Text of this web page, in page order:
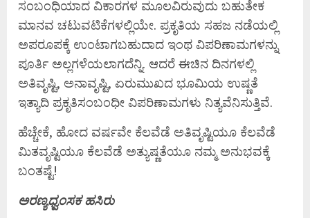
ಸಂಬಂಧಿಯಾದ ವಿಕಾರಗಳ ಮೂಲವಿರುವುದು ಬಹುತೇಕ
ಮಾನವ ಚಟುವಟಿಕೆಗಳಲ್ಲಿಯೇ. ಪ್ರಕೃತಿಯ ಸಹಜ ನಡೆಯಲ್ಲಿ
ಅಪರೂಪಕ್ಕೆ ಉಂಟಾಗಬಹುದಾದ ಇಂಥ ವಿಪರಿಣಾಮಗಳನ್ನು
ಪೂರ್ತಿ ಅಲ್ಲಗಳೆಯಲಾಗದೆನ್ನಿ. ಆದರೆ ಈಚಿನ ದಿನಗಳಲ್ಲಿ
ಅತಿವೃಷ್ಟಿ, ಅನಾವೃಷ್ಟಿ, ಏರುಮುಖದ ಭೂಮಿಯ ಉಷ್ಣತೆ
ಇತ್ಯಾದಿ ಪ್ರಕೃತಿಸಂಬಂಧೀ ವಿಪರಿಣಾಮಗಳು ನಿತ್ಯವೆನಿಸುತ್ತಿವೆ.
ಹೆಚ್ಚೇಕೆ, ಹೋದ ವರ್ಷವೇ ಕೆಲವೆಡೆ ಅತಿವೃಷ್ಟಿಯೂ ಕೆಲವೆಡೆ
ಮಿತವೃಷ್ಟಿಯೂ ಕೆಲವೆಡೆ ಅತ್ಯುಷ್ಣತೆಯೂ ನಮ್ಮ ಅನುಭವಕ್ಕೆ
ಬಂತಷ್ಟೆ!
ಅರಣ್ಯಧ್ವಂಸಕ ಹಸಿರು